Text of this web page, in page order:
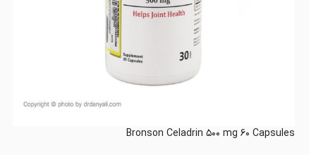
Bronson Celadrin 500 mg 60 Capsules